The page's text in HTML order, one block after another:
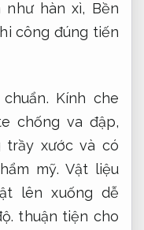
như hàn xì, Bền
công đúng tiến
Kính che
chống va đập,
trầy xước và có
mỹ. Vật liệu
lên xuống dễ
thuận tiện cho